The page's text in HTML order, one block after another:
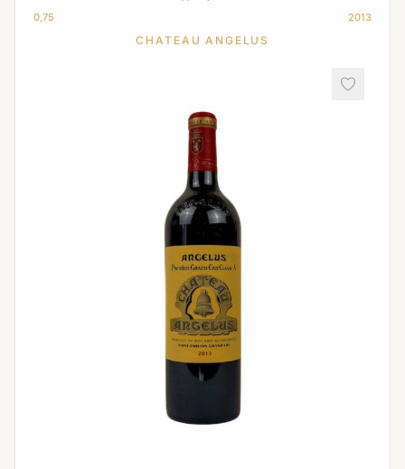
0,75 2013
CHATEAU ANGELUS